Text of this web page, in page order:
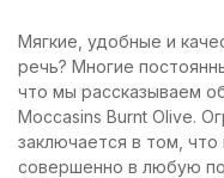
Мягкие, удобные и
речь? Многие
что мы рассказываем
Moccasins Burnt Olive.
заключается в том,
совершенно в любую